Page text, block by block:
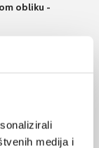
medija i
obliku -
u